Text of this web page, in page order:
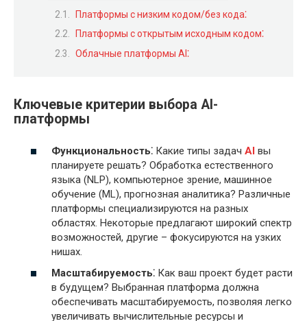
Платформы с низким кодом/без кода⁚
Платформы с открытым исходным кодом⁚
Облачные платформы AI⁚
Ключевые критерии выбора AI-
платформы
Функциональность⁚ Какие типы задач AI вы
планируете решать? Обработка естественного
языка (NLP), компьютерное зрение, машинное
обучение (ML), прогнозная аналитика? Различные
платформы специализируются на разных
областях. Некоторые предлагают широкий спектр
возможностей, другие – фокусируются на узких
нишах.
Масштабируемость⁚ Как ваш проект будет расти
в будущем? Выбранная платформа должна
обеспечивать масштабируемость, позволяя легко
увеличивать вычислительные ресурсы и